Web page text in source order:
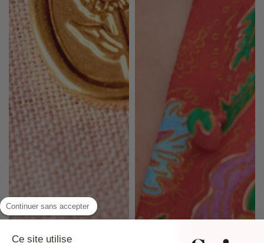
Continuer sans accepter
Ce site utilise